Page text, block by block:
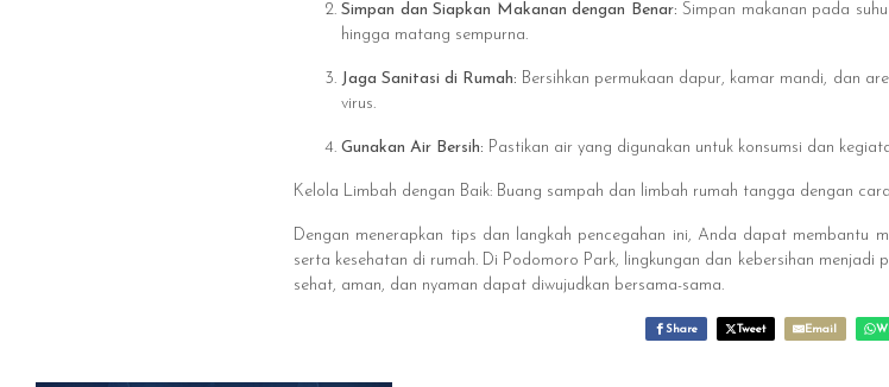
Simpan dan Siapkan Makanan dengan Benar:Simpan makanan pada
hingga matang sempurna.
Jaga Sanitasi di Rumah: Bersihkan permukaan dapur, kamar mandi, dan
virus.
Gunakan Air Bersih: Pastikan air yang digunakan untuk konsumsi dan
Kelola Limbah dengan Baik: Buang sampah dan limbah rumah tangga dengan
Dengan menerapkan tips dan langkah pencegahan ini, Anda dapat membantu
serta kesehatan di rumah. Di Podomoro Park, lingkungan dan kebersihan menjadi
sehat, aman, dan nyaman dapat diwujudkan bersama-sama.
Share Tweet Email